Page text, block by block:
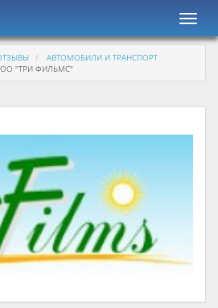
АВТОМОБИЛИ И ТРАНСПОРТ
"ТРИ ФИЛЬМС"